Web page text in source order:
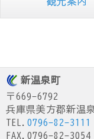
新温泉町
〒669-6792
兵庫県美方郡新温
TEL. 0796-82-3111
FAX.0796-82-3054